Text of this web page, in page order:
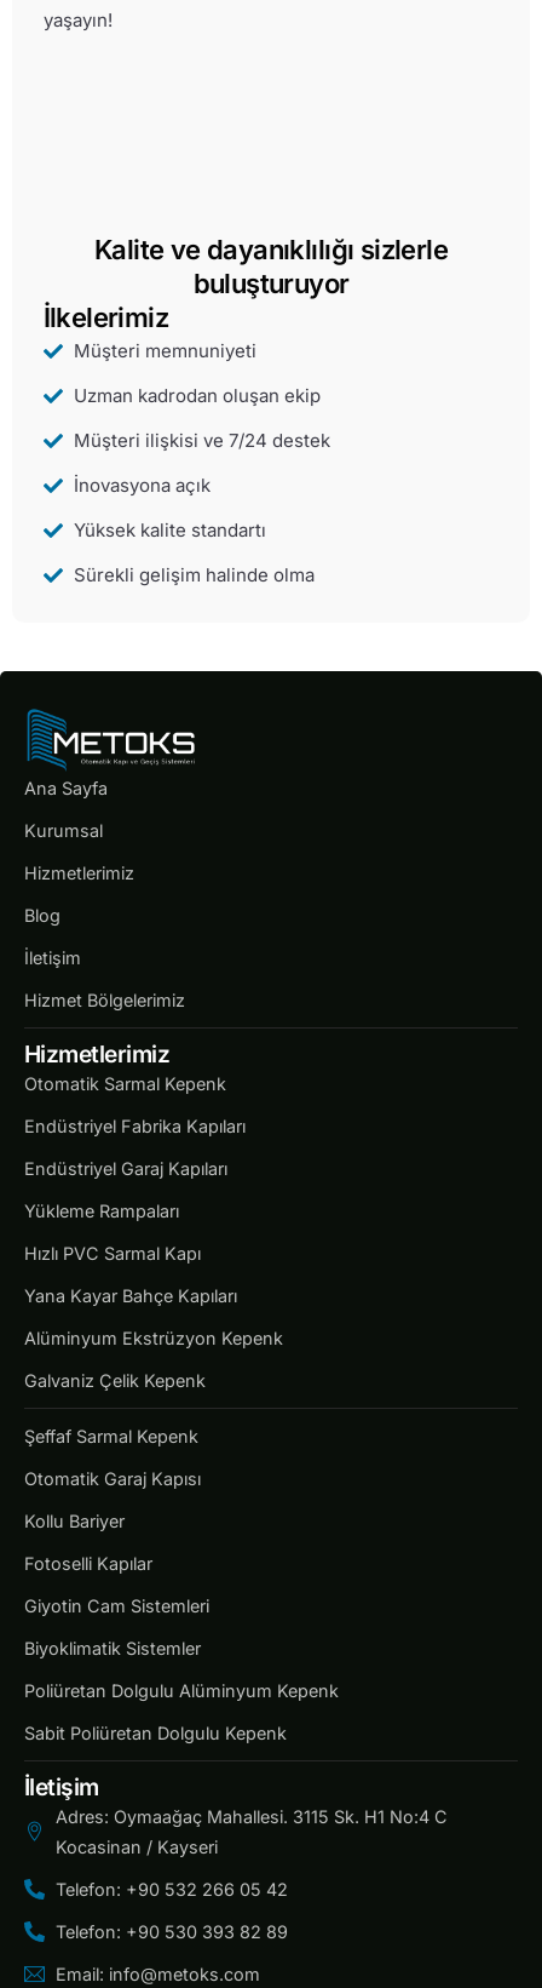
Kalite ve dayanıklılığı sizlerle
buluşturuyor
İlkelerimiz
Müşteri memnuniyeti
Uzman kadrodan oluşan ekip
Müşteri ilişkisi ve 7/24 destek
İnovasyona açık
Yüksek kalite standartı
Sürekli gelişim halinde olma
yaşayın!
Ana Sayfa
Kurumsal
Hizmetlerimiz
Blog
İletişim
Hizmet Bölgelerimiz
Hizmetlerimiz
Otomatik Sarmal Kepenk
Endüstriyel Fabrika Kapıları
Endüstriyel Garaj Kapıları
Yükleme Rampaları
Hızlı PVC Sarmal Kapı
Yana Kayar Bahçe Kapıları
Alüminyum Ekstrüzyon Kepenk
Galvaniz Çelik Kepenk
Şeffaf Sarmal Kepenk
Otomatik Garaj Kapısı
Kollu Bariyer
Fotoselli Kapılar
Giyotin Cam Sistemleri
Biyoklimatik Sistemler
Poliüretan Dolgulu Alüminyum Kepenk
Sabit Poliüretan Dolgulu Kepenk
İletişim
Adres: Oymaağaç Mahallesi. 3115 Sk. H1 No:4 C
Kocasinan / Kayseri
Telefon: +90 532 266 05 42
Telefon: +90 530 393 82 89
Email: info@metoks.com